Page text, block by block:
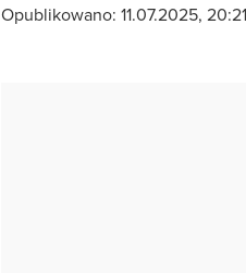
Opublikowano: 11.07.2025, 20:21